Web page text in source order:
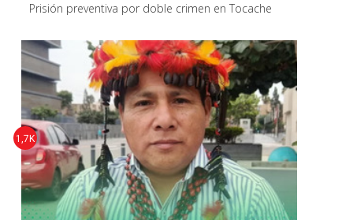
Prisión preventiva por doble crimen en Tocache
1,7K